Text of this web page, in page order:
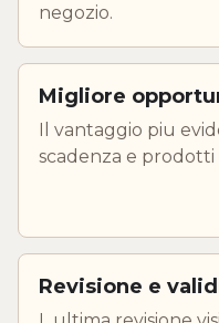
negozio.
Migliore
Il vantaggio piu
scadenza e prodotti
Revisione e